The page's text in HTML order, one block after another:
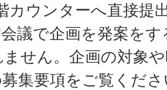
カウンターへ直接提
議で企画を発案を
せん。企画の対象
集要項をご覧くだ